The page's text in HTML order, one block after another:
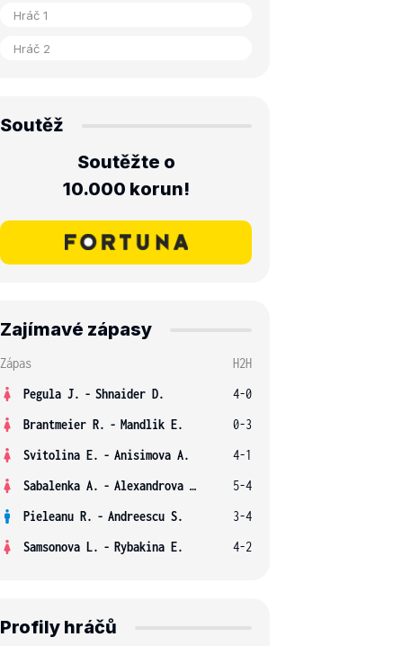
Soutěž
Soutěžte o
10.000 korun!
Zajímavé zápasy
Zápas
H2H
Pegula J. - Shnaider D.
4-0
Brantmeier R. - Mandlik E.
0-3
Svitolina E. - Anisimova A.
4-1
Sabalenka A. - Alexandrova E.
5-4
Pieleanu R. - Andreescu S.
3-4
Samsonova L. - Rybakina E. 4-2
Profily hráčů